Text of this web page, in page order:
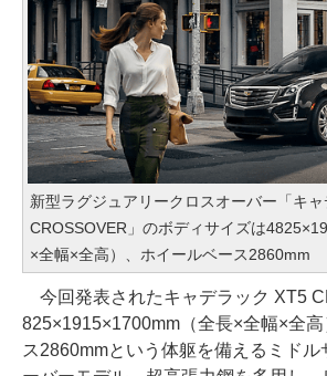
新型ラグジュアリークロスオーバー「キ
CROSSOVER」のボディサイズは
×全幅×全高）、ホイールベース2860mm
今回発表されたキャデラック XT5
825×1915×1700mm（全長×全幅×全
ス2860mmという体躯を備えるミドル